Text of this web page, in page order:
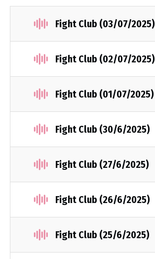
Fight Club (03/07/2025)
Fight Club (02/07/2025)
Fight Club (01/07/2025)
Fight Club (30/6/2025)
Fight Club (27/6/2025)
Fight Club (26/6/2025)
Fight Club (25/6/2025)